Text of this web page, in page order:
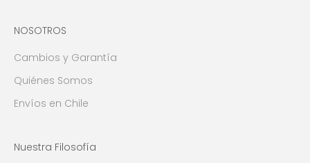
NOSOTROS
Cambios y Garantía
Quiénes Somos
Envíos en Chile
Nuestra Filosofía